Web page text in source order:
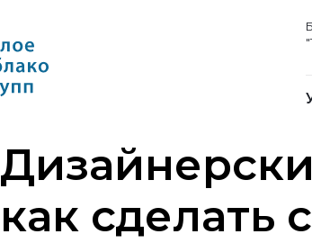
как сделать